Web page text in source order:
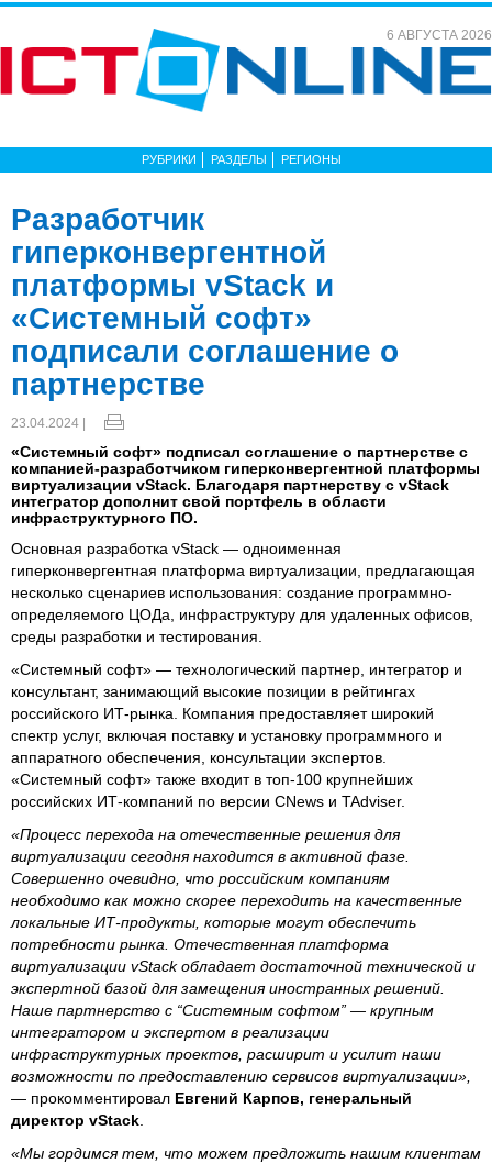
6 АВГУСТА 2026
РУБРИКИ РАЗДЕЛЫ РЕГИОНЫ
Разработчик
гиперконвергентной
платформы vStack и
«Системный софт»
подписали соглашение о
партнерстве
23.04.2024 |
«Системный софт» подписал соглашение о партнерстве с
компанией-разработчиком гиперконвергентной платформы
виртуализации vStack. Благодаря партнерству с vStack
интегратор дополнит свой портфель в области
инфраструктурного ПО.
Основная разработка vStack — одноименная
гиперконвергентная платформа виртуализации, предлагающая
несколько сценариев использования: создание программно-
определяемого ЦОДа, инфраструктуру для удаленных офисов,
среды разработки и тестирования.
«Системный софт» — технологический партнер, интегратор и
консультант, занимающий высокие позиции в рейтингах
российского ИТ-рынка. Компания предоставляет широкий
спектр услуг, включая поставку и установку программного и
аппаратного обеспечения, консультации экспертов.
«Системный софт» также входит в топ-100 крупнейших
российских ИТ-компаний по версии CNews и TAdviser.
«Процесс перехода на отечественные решения для
виртуализации сегодня находится в активной фазе.
Совершенно очевидно, что российским компаниям
необходимо как можно скорее переходить на качественные
локальные ИТ-продукты, которые могут обеспечить
потребности рынка. Отечественная платформа
виртуализации vStack обладает достаточной технической и
экспертной базой для замещения иностранных решений.
Наше партнерство с “Системным софтом” — крупным
интегратором и экспертом в реализации
инфраструктурных проектов, расширит и усилит наши
возможности по предоставлению сервисов виртуализации»,
— прокомментировал Евгений Карпов, генеральный
директор vStack
«Мы гордимся тем, что можем предложить нашим клиентам